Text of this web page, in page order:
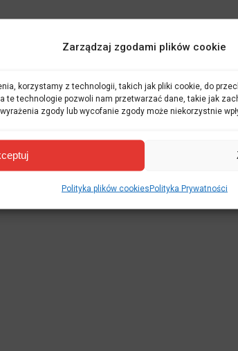
Zarządzaj zgodami plików cookie
korzystamy z technologii, takich jak pliki cookie, do
te technologie pozwoli nam przetwarzać dane, takie jak
zgody lub wycofanie zgody może niekorzystnie
Polityka plików cookiesPolityka Prywatności